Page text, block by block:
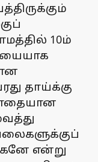
10ம்
தாய்க்கு
என்று